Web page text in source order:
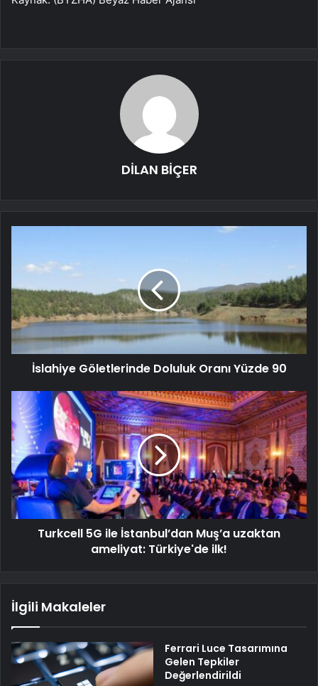
DİLAN BİÇER
İslahiye Göletlerinde Doluluk Oranı Yüzde 90
Turkcell 5G ile İstanbul’dan Muş’a uzaktan
ameliyat: Türkiye'de ilk!
İlgili Makaleler
Ferrari Luce Tasarımına
Gelen Tepkiler
Değerlendirildi